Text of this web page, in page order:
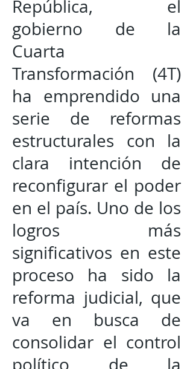
República, el
gobierno de la
Cuarta
Transformación (4T)
ha emprendido una
serie de reformas
estructurales con la
clara intención de
reconfigurar el poder
en el país. Uno de los
logros más
significativos en este
proceso ha sido la
reforma judicial, que
va en busca de
consolidar el control
político de la